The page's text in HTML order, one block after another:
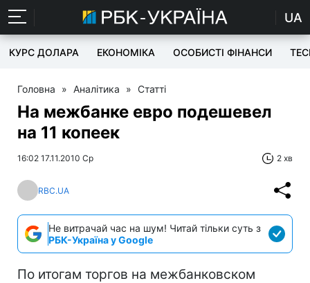
UA
КУРС ДОЛАРА ЕКОНОМІКА ОСОБИСТІ ФІНАНСИ
Головна » Аналітика » Статті
На межбанке евро подешевел
на 11 копеек
16:02 17.11.2010 Ср 2 хв
RBC.UA
Не витрачай час на шум! Читай тільки суть з
РБК-Україна у Google
По итогам торгов на межбанковском